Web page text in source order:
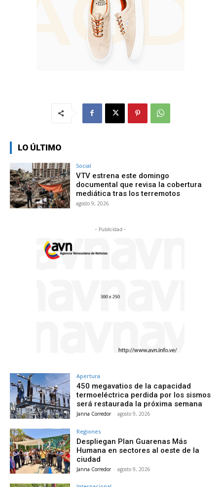
LO ÚLTIMO
Social
VTV estrena este domingo
documental que revisa la cobertura
mediática tras los terremotos
agosto 9, 2026
- Publicidad -
Apertura
450 megavatios de la capacidad
termoeléctrica perdida por los sismos
será restaurada la próxima semana
Janna Corredor - agosto 9, 2026
Regiones
Despliegan Plan Guarenas Más
Humana en sectores al oeste de la
ciudad
Janna Corredor - agosto 9, 2026